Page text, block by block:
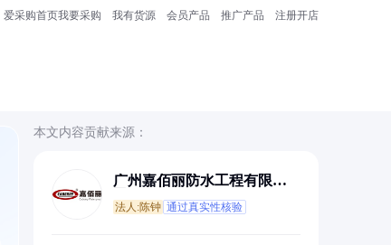
爱采购首页我要采购 我有货源 会员产品 推广产品 注册开店
本文内容贡献来源：
广州嘉佰丽防水工程有限公
法人:陈钟 通过真实性核验